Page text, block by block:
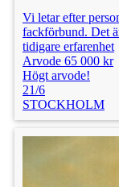
Vi letar efter
fackförbund. Det
tidigare erfarenhet
Arvode 65 000 kr
Högt arvode!
21/6
STOCKHOLM